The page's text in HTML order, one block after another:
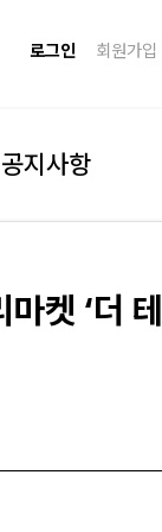
로그인 회원가입
공지사항
켓 ‘더